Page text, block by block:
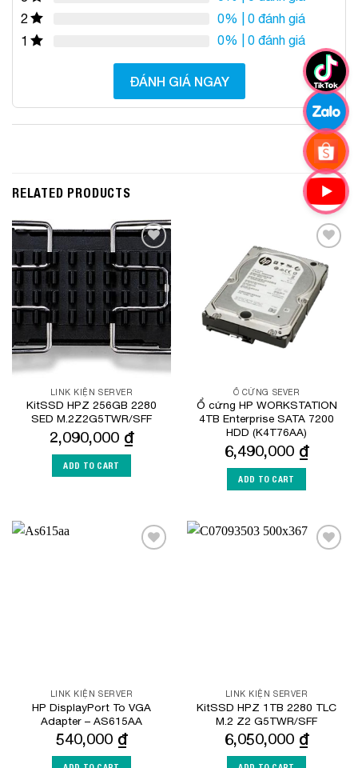
2
0% | 0 đánh giá
1
0% | 0 đánh giá
ĐÁNH GIÁ NGAY
RELATED PRODUCTS
Wishlist
LINK KIỆN SERVER
KitSSD HPZ 256GB 2280
SED M.2Z2G5TWR/SFF
2,090,000 ₫
ADD TO CART
Add to
Wishlist
Ổ CỨNG SEVER
Ổ cứng HP WORKSTATION
4TB Enterprise SATA 7200
HDD (K4T76AA)
6,490,000 ₫
ADD TO CART
LINK KIỆN SERVER
HP DisplayPort To VGA
Adapter – AS615AA
540,000 ₫
LINK KIỆN SERVER
KitSSD HPZ 1TB 2280 TLC
M.2 Z2 G5TWR/SFF
6,050,000 ₫